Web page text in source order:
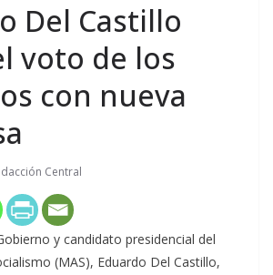
Del Castillo
voto de los
con nueva
Central
y candidato presidencial del
(MAS), Eduardo Del Castillo,